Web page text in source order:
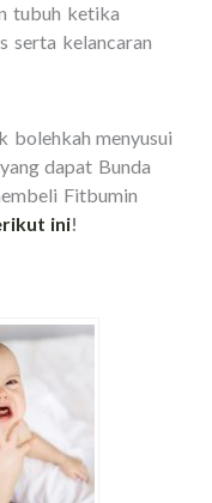
tubuh ketika
serta kelancaran
bolehkah menyusui
dapat Bunda
Fitbumin
ini!